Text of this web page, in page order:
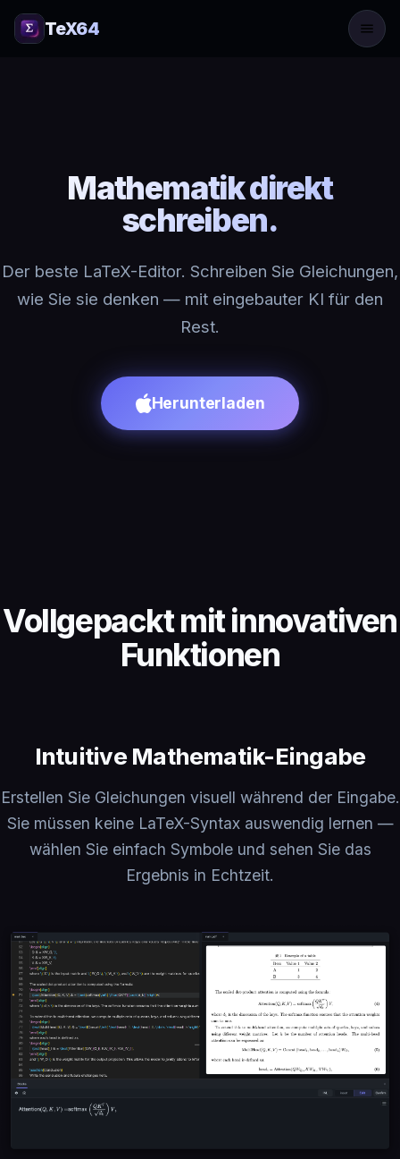
TeX64
Mathematik direkt
schreiben.
Der beste LaTeX-Editor. Schreiben Sie Gleichungen,
wie Sie sie denken — mit eingebauter KI für den
Rest.
Herunterladen
Vollgepackt mit innovativen
Funktionen
Intuitive Mathematik-Eingabe
Erstellen Sie Gleichungen visuell während der Eingabe.
Sie müssen keine LaTeX-Syntax auswendig lernen —
wählen Sie einfach Symbole und sehen Sie das
Ergebnis in Echtzeit.